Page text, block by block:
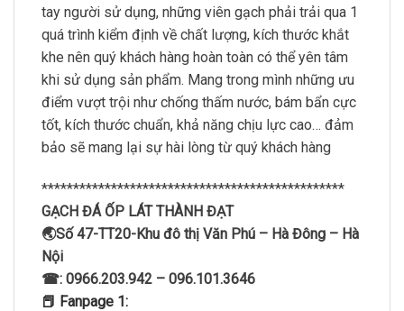
tay người sử dụng, những viên gạch phải trải qua 1
quá trình kiểm định về chất lượng, kích thước khắt
khe nên quý khách hàng hoàn toàn có thể yên tâm
khi sử dụng sản phẩm. Mang trong mình những ưu
điểm vượt trội như chống thấm nước, bám bẩn cực
tốt, kích thước chuẩn, khả năng chịu lực cao… đảm
bảo sẽ mang lại sự hài lòng từ quý khách hàng
************************************************
GẠCH ĐÁ ỐP LÁT THÀNH ĐẠT
🌏Số 47-TT20-Khu đô thị Văn Phú – Hà Đông – Hà
Nội
☎: 0966.203.942 – 096.101.3646
📕 Fanpage 1: